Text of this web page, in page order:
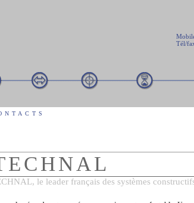
Tél/
le leader français des systèmes